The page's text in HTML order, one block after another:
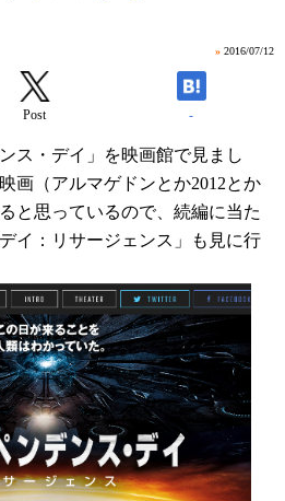
» 2016/07/12
Post -
ス・デイ」を映画館で見まし
画（アルマゲドンとか2012とか
と思っているので、続編に当た
イ：リサージェンス」も見に行